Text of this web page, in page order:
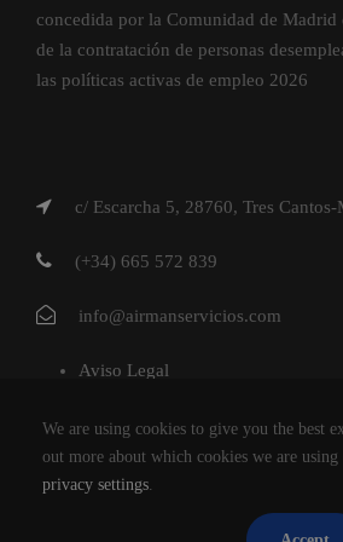
concedida por la Comunidad de Madrid
de la contratación de personas
las políticas activas de empleo 2026
c/ Escarcha 5, 28760, Tres Cantos-
(+34) 665 572 839
info@airmanservicios.com
Aviso Legal
Política de Cookies
AIRMAN SERVICIOS DE
We are using cookies to give you the best
out more about which cookies we are
privacy settings.